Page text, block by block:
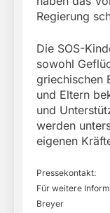
Regierung
Die SOS-
sowohl
griechischen
und Eltern
und
werden
eigenen
Pressekontakt:
Für weitere
Breyer